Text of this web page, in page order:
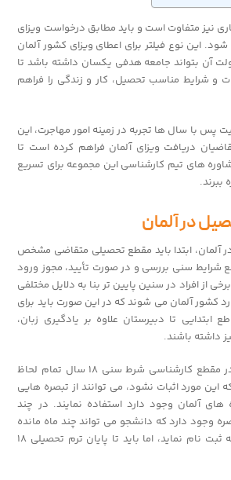
نیز متفاوت است و باید مطابق درخواست ویزای
این نوع فیلتر برای اعطای ویزای کشور آلمان
آن بتواند جامعه هدفی یکسان داشته باشد تا
و شرایط مناسب تحصیل، کار و زندگی را فراهم
پس با سال ها تجربه در زمینه امور مهاجرت، این
دریافت ویزای آلمان فراهم کرده است تا
های تیم کارشناسی این مجموعه برای تسریع
ببرند.
در آلمان
آلمان، ابتدا باید مقطع تحصیلی متقاضی مشخص
شرایط سنی بررسی و در صورت تأیید، مجوز ورود
از افراد در سنین پایین تر بنا به دلایل مختلفی
کشور آلمان می شوند که در این صورت باید برای
ابتدایی تا دبیرستان علاوه بر یادگیری زبان،
داشته باشند.
برای ورود به دانشگاه در مقطع کارشناسی شرط سنی ۱۸ سال تمام لحاظ
مورد اثبات نشود، می توانند از تبصره هایی
های آلمان وجود دارد استفاده نمایند. در چند
وجود دارد که دانشجو می تواند چند ماه مانده
با ۱۸ سال تمام اقدام به ثبت نام نماید، اما باید تا پایان ترم تحصیلی ۱۸